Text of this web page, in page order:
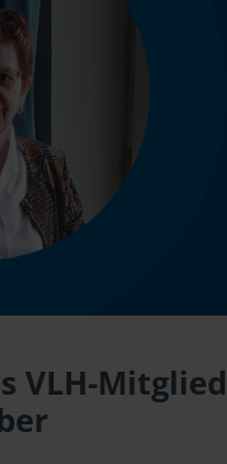
VLH-Mitglied